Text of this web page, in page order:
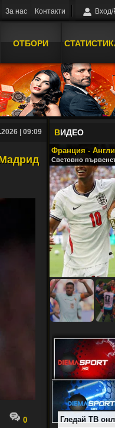
За нас Контакти Вход/
ОТБОРИ
| 09:09
0
ВИДЕО
Франция -
Световно
Гледай ТВ